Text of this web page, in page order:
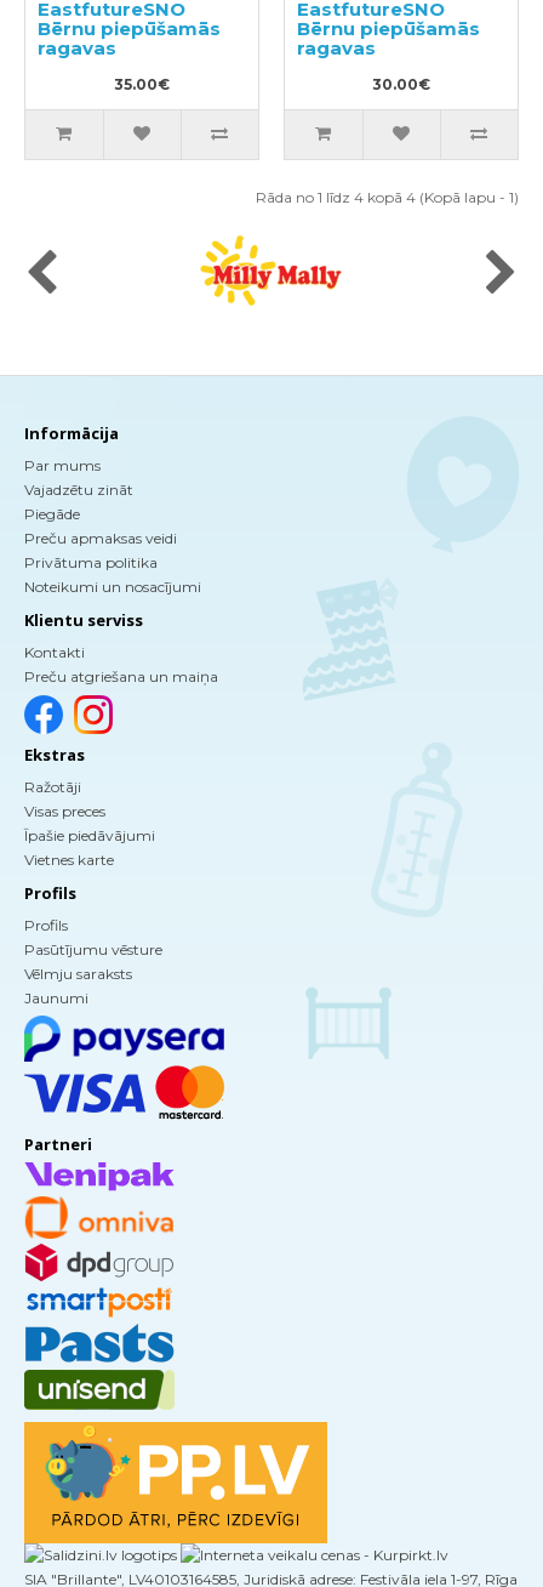
EastfutureSNO
Bērnu piepūšamās
ragavas
35.00€
EastfutureSNO
Bērnu piepūšamās
ragavas
30.00€
Rāda no 1 līdz 4 kopā 4 (Kopā lapu - 1)
Informācija
Par mums
Vajadzētu zināt
Piegāde
Preču apmaksas veidi
Privātuma politika
Noteikumi un nosacījumi
Klientu serviss
Kontakti
Preču atgriešana un maiņa
Ekstras
Ražotāji
Visas preces
Īpašie piedāvājumi
Vietnes karte
Profils
Profils
Pasūtījumu vēsture
Vēlmju saraksts
Jaunumi
Partneri
SIA "Brillante", LV40103164585, Juridiskā adrese: Festivāla iela 1-97, Rīga